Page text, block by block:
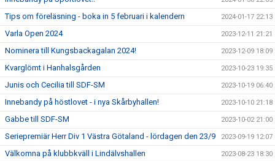
Tips om föreläsning - boka in 5 februari i kalendern 2024-01-17 22:13
Varla Open 2024 2023-12-11 21:21
Nominera till Kungsbackagalan 2024! 2023-12-09 18:09
Kvarglömt i Hanhalsgården 2023-10-23 19:35
Junis och Cecilia till SDF-SM 2023-10-19 06:40
Innebandy på höstlovet - i nya Skårbyhallen! 2023-10-10 21:18
Gabbe till SDF-SM 2023-10-02 21:00
Seriepremiär Herr Div 1 Västra Götaland - lördagen den 23/9 2023-09-19 12:07
Välkomna på klubbkväll i Lindälvshallen 2023-08-23 18:30